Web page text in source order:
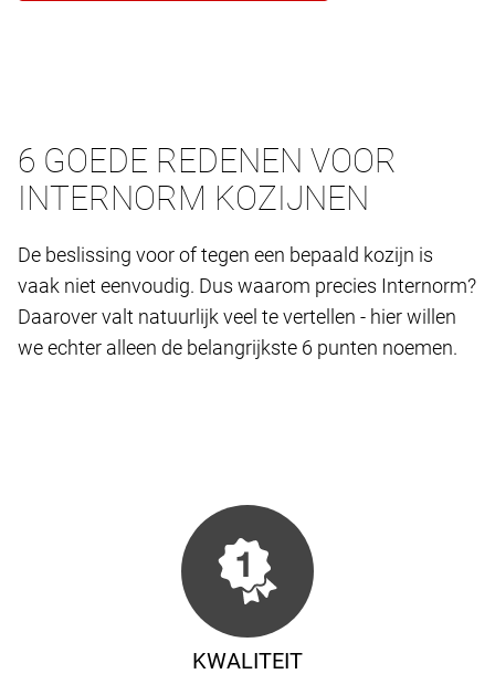
6 GOEDE REDENEN VOOR
INTERNORM KOZIJNEN
De beslissing voor of tegen een bepaald kozijn is
vaak niet eenvoudig. Dus waarom precies Internorm?
Daarover valt natuurlijk veel te vertellen - hier willen
we echter alleen de belangrijkste 6 punten noemen.
KWALITEIT